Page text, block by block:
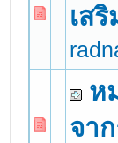
เส
0
ห
จา
0